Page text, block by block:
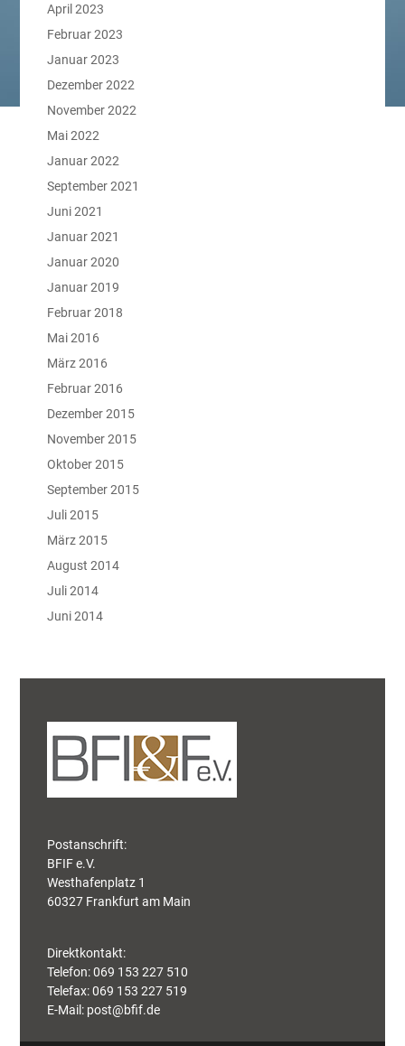
April 2023
Februar 2023
Januar 2023
Dezember 2022
November 2022
Mai 2022
Januar 2022
September 2021
Juni 2021
Januar 2021
Januar 2020
Januar 2019
Februar 2018
Mai 2016
März 2016
Februar 2016
Dezember 2015
November 2015
Oktober 2015
September 2015
Juli 2015
März 2015
August 2014
Juli 2014
Juni 2014
Postanschrift:
BFIF e.V.
Westhafenplatz 1
60327 Frankfurt am Main
Direktkontakt:
Telefon: 069 153 227 510
Telefax: 069 153 227 519
E-Mail: post@bfif.de